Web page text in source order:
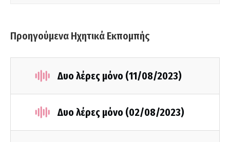
Προηγούμενα Ηχητικά Εκπομπής
Δυο λέρες μόνο (11/08/2023)
Δυο λέρες μόνο (02/08/2023)